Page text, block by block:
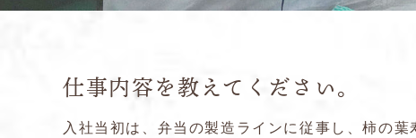
仕事内容を教えてください。
入社当初は、弁当の製造ラインに従事し、柿の葉